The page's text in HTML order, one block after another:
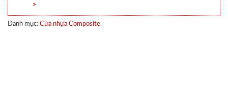
>
Danh mục: Cửa nhựa Composite